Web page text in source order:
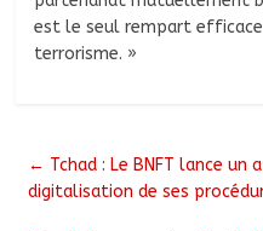
est le seul rempart
terrorisme. »
← Tchad : Le BNFT lance
digitalisation de ses